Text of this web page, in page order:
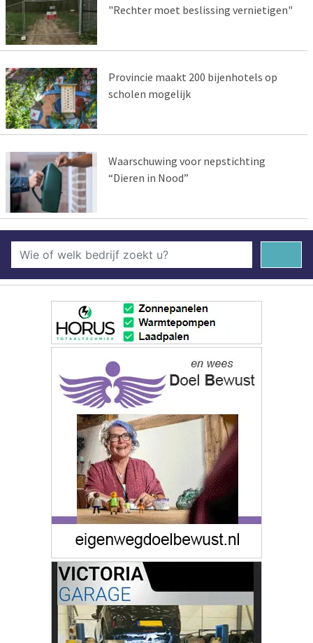
"Rechter moet beslissing vernietigen"
Provincie maakt 200 bijenhotels op
scholen mogelijk
Waarschuwing voor nepstichting
“Dieren in Nood”